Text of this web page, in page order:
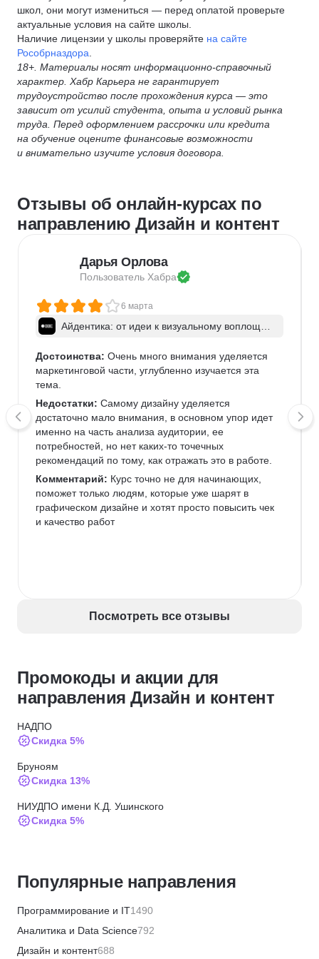
школ, они могут измениться — перед оплатой проверьте
актуальные условия на сайте школы.
Наличие лицензии у школы проверяйте на сайте
Рособрназдора
18+. Материалы носят информационно-справочный
характер. Хабр Карьера не гарантирует
трудоустройство после прохождения курса — это
зависит от усилий студента, опыта и условий рынка
труда. Перед оформлением рассрочки или кредита
на обучение оцените финансовые возможности
и внимательно изучите условия договора.
Отзывы об онлайн-курсах по
направлению Дизайн и контент
Дарья Орлова
Пользователь Хабра
6 марта
Айдентика: от идеи к визуальному воплощен
Достоинства: Очень много внимания уделяется
маркетинговой части, углубленно изучается эта
тема.
Недостатки: Самому дизайну уделяется
достаточно мало внимания, в основном упор идет
именно на часть анализа аудитории, ее
потребностей, но нет каких-то точечных
рекомендаций по тому, как отражать это в работе.
Комментарий: Курс точно не для начинающих,
поможет только людям, которые уже шарят в
графическом дизайне и хотят просто повысить чек
и качество работ
Посмотреть все отзывы
Промокоды и акции для
направления Дизайн и контент
НАДПО
Скидка 5%
Бруноям
Скидка 13%
НИУДПО имени К.Д. Ушинского
Скидка 5%
ИПО
МИПО
Популярные направления
Программирование и IT1490
Аналитика и Data Science792
Дизайн и контент688